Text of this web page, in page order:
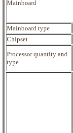
Mainboard
Mainboard type
Chipset
Processor quantity and
type